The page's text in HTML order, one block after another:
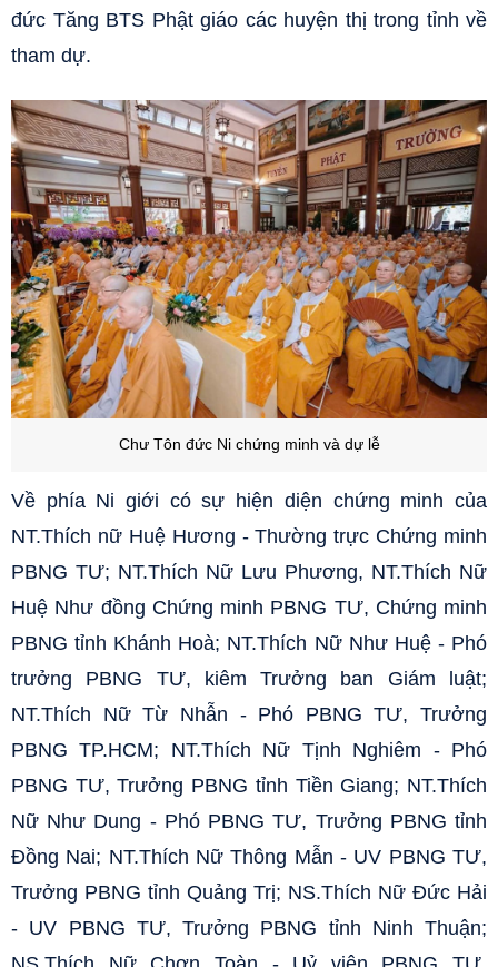
đức Tăng BTS Phật giáo các huyện thị trong tỉnh về
tham dự.
Chư Tôn đức Ni chứng minh và dự lễ
Về phía Ni giới có sự hiện diện chứng minh của
NT.Thích nữ Huệ Hương - Thường trực Chứng minh
PBNG TƯ; NT.Thích Nữ Lưu Phương, NT.Thích Nữ
Huệ Như đồng Chứng minh PBNG TƯ, Chứng minh
PBNG tỉnh Khánh Hoà; NT.Thích Nữ Như Huệ - Phó
trưởng PBNG TƯ, kiêm Trưởng ban Giám luật;
NT.Thích Nữ Từ Nhẫn - Phó PBNG TƯ, Trưởng
PBNG TP.HCM; NT.Thích Nữ Tịnh Nghiêm - Phó
PBNG TƯ, Trưởng PBNG tỉnh Tiền Giang; NT.Thích
Nữ Như Dung - Phó PBNG TƯ, Trưởng PBNG tỉnh
Đồng Nai; NT.Thích Nữ Thông Mẫn - UV PBNG TƯ,
Trưởng PBNG tỉnh Quảng Trị; NS.Thích Nữ Đức Hải
- UV PBNG TƯ, Trưởng PBNG tỉnh Ninh Thuận;